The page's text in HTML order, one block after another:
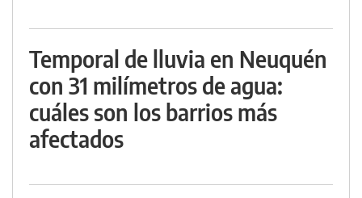
Temporal de lluvia en Neuquén
con 31 milímetros de agua:
cuáles son los barrios más
afectados